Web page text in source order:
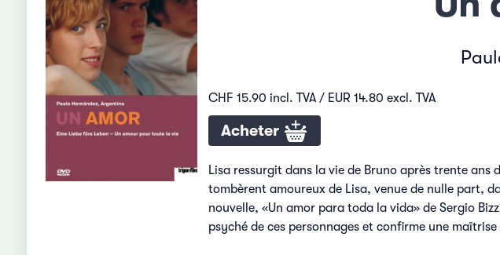
CHF 15.90 incl. TVA / EUR 14.80 excl. TVA
Acheter
Lisa ressurgit dans la vie de Bruno après trente
tombèrent amoureux de Lisa, venue de nulle part,
nouvelle, «Un amor para toda la vida» de Sergio
psyché de ces personnages et confirme une